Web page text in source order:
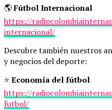
🌎Fútbol Internacional
https://
internacional/
Descubre también nuestros
y negocios del deporte:
⭐ Economía del fútbol
https://
futbol/